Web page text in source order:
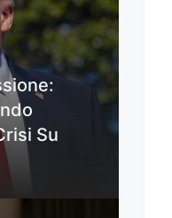
Su